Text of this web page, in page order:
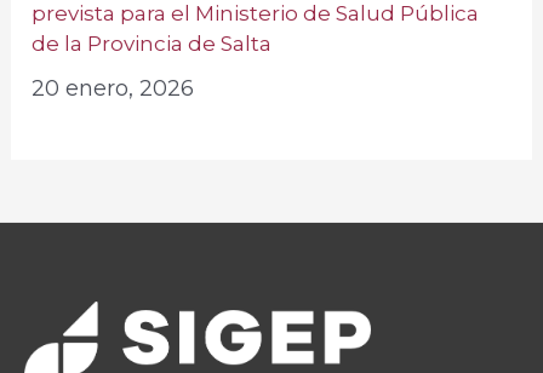
prevista para el Ministerio de Salud Pública
de la Provincia de Salta
20 enero, 2026